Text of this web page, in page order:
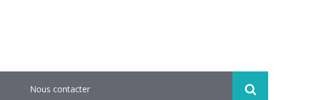
Nous contacter